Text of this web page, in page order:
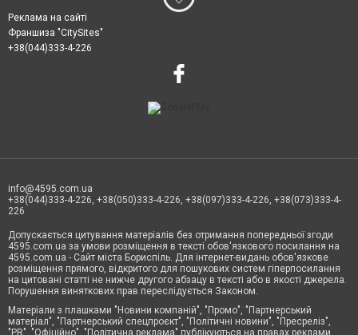
Реклама на сайті
Франшиза "CitySites"
+38(044)333-4-226
info@4595.com.ua
+38(044)333-4-226, +38(050)333-4-226, +38(097)333-4-226, +38(073)333-4-
226
Допускається цитування матеріалів без отримання попередньої згоди
4595.com.ua за умови розміщення в тексті обов'язкового посилання на
4595.com.ua - Сайт міста Бориспіль. Для інтернет-видань обов'язкове
розміщення прямого, відкритого для пошукових систем гіперпосилання
на цитовані статті не нижче другого абзацу в тексті або в якості джерела.
Порушення виняткових прав переслідується Законом.
Матеріали з плашками "Новини компаній", "Промо", "Партнерський
матеріал", "Партнерський спецпроєкт", "Політичні новини", "Пресреліз",
"PR", "Офіційно", "Політична реклама" публікуються на правах реклами.